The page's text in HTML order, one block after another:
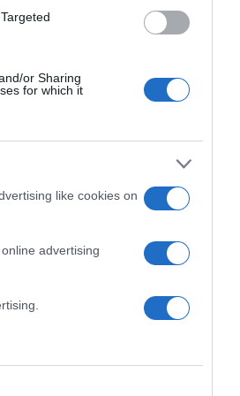
or Sharing
for which it
like cookies on
advertising
νέα
της
σχολιασμένα